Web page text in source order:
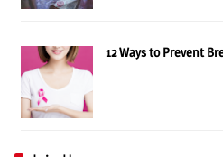
12 Ways to Prevent